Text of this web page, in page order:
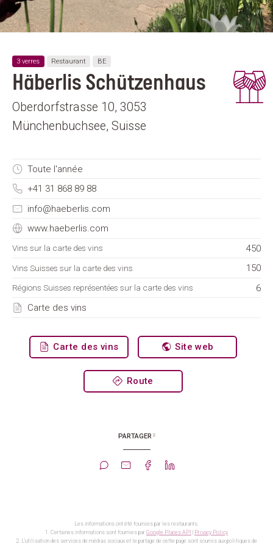
3 verres Restaurant BE
Häberlis Schützenhaus
Oberdorfstrasse 10, 3053
Münchenbuchsee, Suisse
Toute l'année
+41 31 868 89 88
info@haeberlis.com
www.haeberlis.com
Vins sur la carte des vins 450
Vins Suisses sur la carte des vins 150
Régions Suisses représentées sur la carte des vins
6
Carte des vins
Carte des vins Site web
Route
PARTAGER 2
Les informations ont été fournies par les restaurants.
1. Certaines informations sont fournies par Google Places API
Privacy Policy
2. L'utilisation des services de médias sociaux et le partage de cette page sont soumis aux politiques de